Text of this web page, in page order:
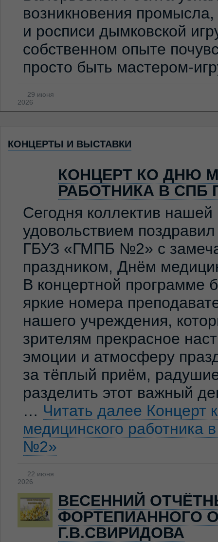
возникновения
и росписи дымковской
собственном опыте
просто быть мастером-
29 июня
2026
КОНЦЕРТЫ И ВЫСТАВКИ
КОНЦЕРТ КО ДНЮ
РАБОТНИКА В СПБ
Сегодня коллектив
удовольствием
ГБУЗ «ГМПБ №2» с
праздником, Днём
В концертной программе
яркие номера
нашего учреждения,
зрителям прекрасное
эмоции и атмосферу
за тёплый приём,
разделить этот важный
… Читать далее Концерт
медицинского
№2»
22 июня
2026
ВЕСЕННИЙ
ФОРТЕПИАННОГО
Г.В.СВИРИДОВА